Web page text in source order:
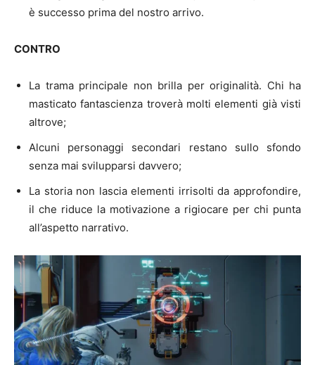
è successo prima del nostro arrivo.
CONTRO
La trama principale non brilla per originalità. Chi ha
masticato fantascienza troverà molti elementi già visti
altrove;
Alcuni personaggi secondari restano sullo sfondo
senza mai svilupparsi davvero;
La storia non lascia elementi irrisolti da approfondire,
il che riduce la motivazione a rigiocare per chi punta
all’aspetto narrativo.